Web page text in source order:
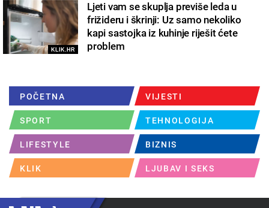
KLIK.HR
Ljeti vam se skuplja previše leda u
frižideru i škrinji: Uz samo nekoliko
kapi sastojka iz kuhinje riješit ćete
problem
POČETNA VIJESTI
SPORT TEHNOLOGIJA
LIFESTYLE BIZNIS
KLIK LJUBAV I SEKS